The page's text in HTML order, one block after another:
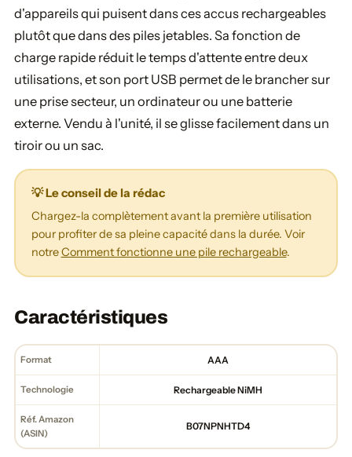
d'appareils qui puisent dans ces accus rechargeables
plutôt que dans des piles jetables. Sa fonction de
charge rapide réduit le temps d'attente entre deux
utilisations, et son port USB permet de le brancher sur
une prise secteur, un ordinateur ou une batterie
externe. Vendu à l'unité, il se glisse facilement dans un
tiroir ou un sac.
💡 Le conseil de la rédac
Chargez-la complètement avant la première utilisation
pour profiter de sa pleine capacité dans la durée. Voir
notreComment fonctionne une pile rechargeable.
Caractéristiques
Format AAA
Technologie Rechargeable NiMH
Réf. Amazon
(ASIN)
B07NPNHTD4